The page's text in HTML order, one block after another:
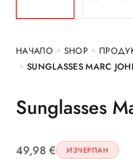
НАЧАЛО SHOP
SUNGLASSES MARC
Sunglasses
49,98 € ИЗЧЕРПАН